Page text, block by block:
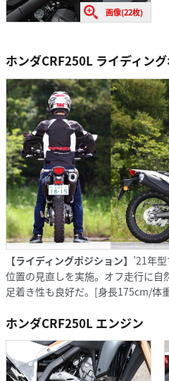
画像(22枚)
ホンダCRF250L ライディン
【ライディングポジション】 ’21年
位置の見直しを実施。オフ走行に自
足着き性も良好だ。[身長175cm/体
ホンダCRF250L エンジン